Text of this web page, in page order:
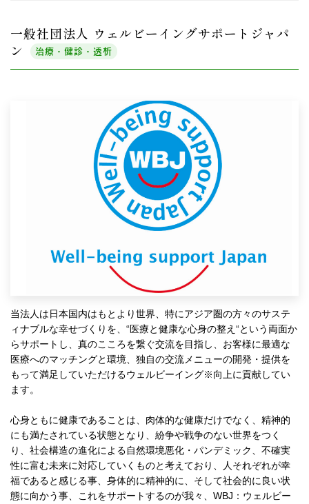
一般社団法人 ウェルビーイングサポートジャパ
ン
治療・健診・透析
当法人は日本国内はもとより世界、特にアジア圏の方々のサステ
ィナブルな幸せづくりを、“医療と健康な心身の整え“という両面か
らサポートし、真のこころを繋ぐ交流を目指し、お客様に最適な
医療へのマッチングと環境、独自の交流メニューの開発・提供を
もって満足していただけるウェルビーイング※向上に貢献してい
ます。
心身ともに健康であることは、肉体的な健康だけでなく、精神的
にも満たされている状態となり、 紛争や戦争のない世界をつく
り、社会構造の進化による自然環境悪化・パンデミック、不確実
性に富む未来に対応していくものと考えており、人それぞれが幸
福であると感じる事、身体的に精神的に、そして社会的に良い状
態に向かう事、これをサポートするのが我々、WBJ：ウェルビー